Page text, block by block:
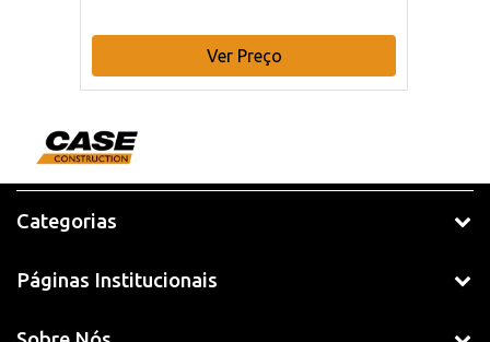
Ver Preço
Categorias
Páginas Institucionais